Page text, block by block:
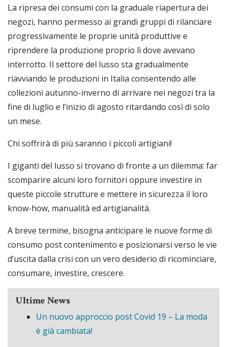
La ripresa dei consumi con la graduale riapertura dei
negozi, hanno permesso ai grandi gruppi di rilanciare
progressivamente le proprie unità produttive e
riprendere la produzione proprio lì dove avevano
interrotto. Il settore del lusso sta gradualmente
riavviando le produzioni in Italia consentendo alle
collezioni autunno-inverno di arrivare nei negozi tra la
fine di luglio e l’inizio di agosto ritardando così di solo
un mese.
Chi soffrirà di più saranno i piccoli artigiani!
I giganti del lusso si trovano di fronte a un dilemma: far
scomparire alcuni loro fornitori oppure investire in
queste piccole strutture e mettere in sicurezza il loro
know-how, manualità ed artigianalità.
A breve termine, bisogna anticipare le nuove forme di
consumo post contenimento e posizionarsi verso le vie
d’uscita dalla crisi con un vero desiderio di ricominciare,
consumare, investire, crescere.
Ultime News
Un nuovo approccio post Covid 19 – La moda
è già cambiata!